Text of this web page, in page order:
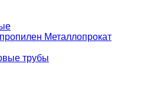
Металлопрокат
трубы